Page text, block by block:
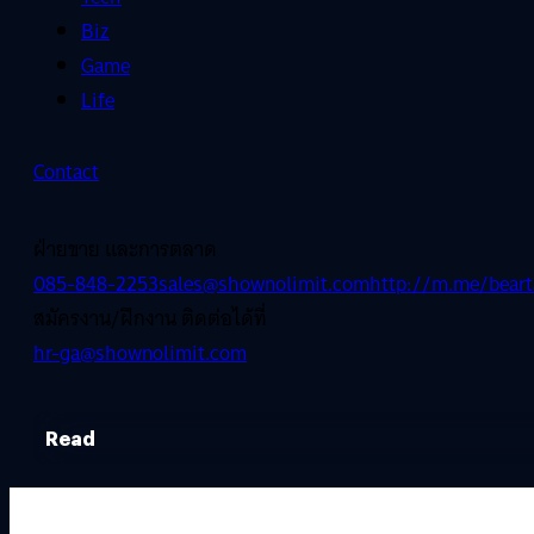
Biz
Game
Life
Contact
ฝ่ายขาย และการตลาด
085-848-2253sales@shownolimit.comhttp://m.me/
สมัครงาน/ฝึกงาน ติดต่อได้ที่
hr-ga@shownolimit.com
Read